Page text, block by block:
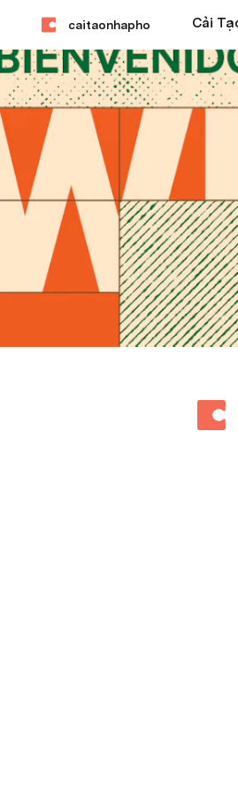
caitaonhapho Cải